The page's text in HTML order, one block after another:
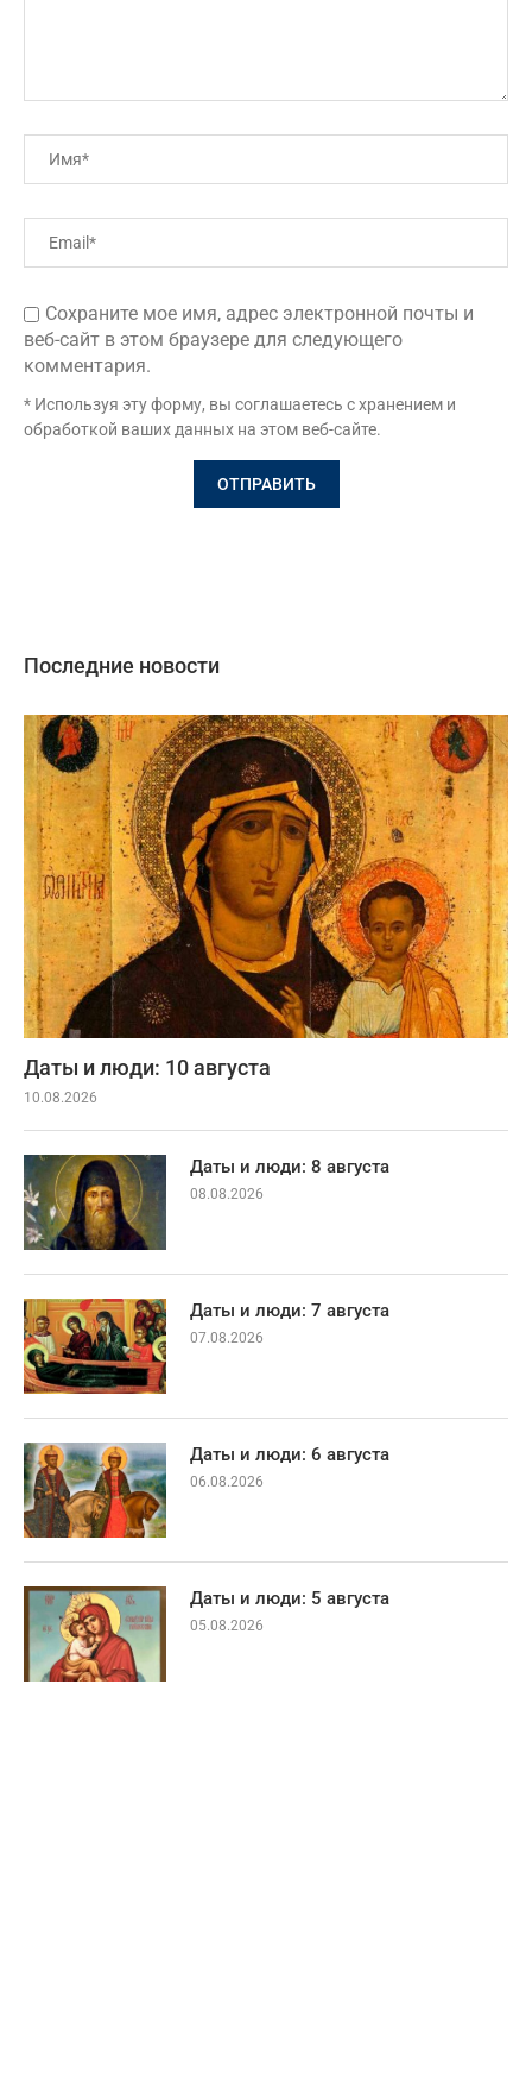
Сохраните мое имя, адрес электронной почты и
веб-сайт в этом браузере для следующего
комментария.
* Используя эту форму, вы соглашаетесь с хранением и
обработкой ваших данных на этом веб-сайте.
Последние новости
Даты и люди: 10 августа
10.08.2026
Даты и люди: 8 августа
08.08.2026
Даты и люди: 7 августа
07.08.2026
Даты и люди: 6 августа
06.08.2026
Даты и люди: 5 августа
05.08.2026